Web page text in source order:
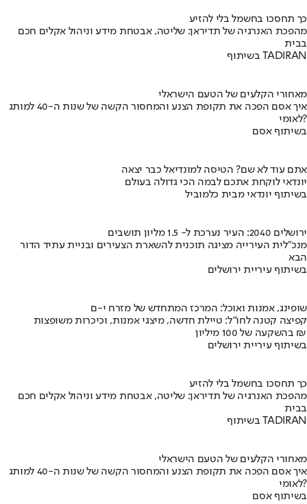
כך תחסכו בחשמל בלי להזיע
מהפכת האנרגיה של תדיראן: שליטה, אבטחת מידע וניהול אקלים חכם
בבית
בשיתוף TADIRAN
מאחורי הקלעים של הטעם הישראלי
איך אסם הפכה את תקופת הצנע והמחסור הקשה של שנות ה-40 למותג
לאומי?
בשיתוף אסם
אתם עוד לא שם? הטיסה למונדיאל כבר יצאה
יונדאי לוקחת אתכם לבמה הכי גדולה בעולם
בשיתוף יונדאי מבית כלמוביל
ירושלים 2040: העיר נערכת ל- 1.5 מליון תושבים
מנכ"לית העירייה מציגה תוכנית להשארת הצעירים ובניית עתיד הדור
הבא
בשיתוף עיריית ירושלים
שופינג, אמנות ואוכל: המרכז המתחדש של מזרח י-ם
קפיצה קטנה לחו"ל: טיילת חדשה, מיצגי אמנות, וכיכרות משופצות
בהשקעה של 100 מיליון ₪
בשיתוף עיריית ירושלים
כך תחסכו בחשמל בלי להזיע
מהפכת האנרגיה של תדיראן: שליטה, אבטחת מידע וניהול אקלים חכם
בבית
בשיתוף TADIRAN
מאחורי הקלעים של הטעם הישראלי
איך אסם הפכה את תקופת הצנע והמחסור הקשה של שנות ה-40 למותג
לאומי?
בשיתוף אסם